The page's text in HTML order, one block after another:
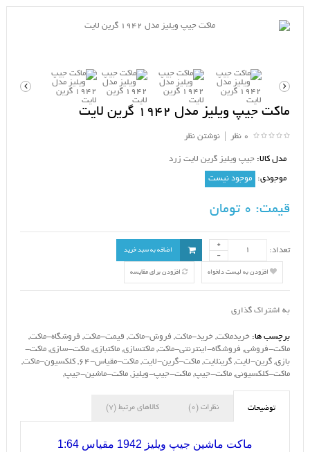
ماکت جیپ ویلیز مدل 1942 گرین لایت
0 نظر نوشتن نظر
مدل کالا: جیپ ویلیز گرین لایت زرد
موجودی: موجود نیست
قیمت:
تعداد: اضافه به سبد خرید
افزودن به لیست دلخواه افزودن برای مقایسه
به اشتراک گذاری
برچسب ها: خریدماکت, خرید-ماکت, فروش-ماکت, قیمت-ماکت, فروشگاه-ماکت,
ماکت-فروشی, فروشگاه-اینترنتی-ماکت, ماکتسازی, ماکتبازی, ماکت-سازی, ماکت-
بازی, گرین-لایت, گرینلایت, ماکت-گرین-لایت, ماکت-مقیاس-64 , کلکسیون-ماکت,
ماکت-کلکسیونی, ماکت-جیپ, ماکت-جیپ-ویلیز , ماکت-ماشین-جیپ,
توضیحات نظرات (0) کالاهای مرتبط (7)
ماکت ماشین جیپ ویلیز 1942 مقیاس 1:64